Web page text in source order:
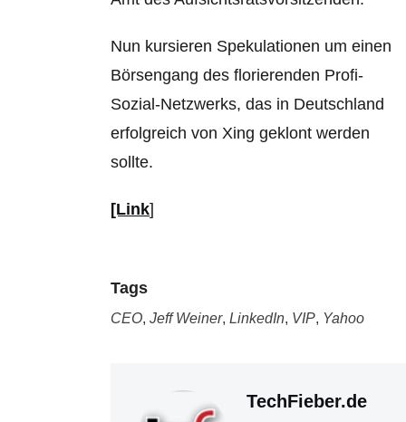
Nun kursieren Spekulationen um einen
Börsengang des florierenden Profi-
Sozial-Netzwerks, das in Deutschland
erfolgreich von Xing geklont werden
sollte.
[Link]
Tags
CEO,Jeff Weiner,LinkedIn, VIP, Yahoo
TechFieber.de